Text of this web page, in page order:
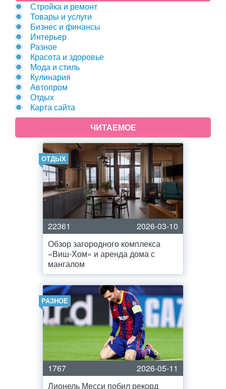
Стройка и ремонт
Товары и услуги
Бизнес и финансы
Интерьер
Разное
Красота и здоровье
Мода и стиль
Кулинария
Автопром
Отдых
Карта сайта
ЧИТАЕМОЕ
ОТДЫХ
22361
2026-03-10
Обзор загородного комплекса
«Виш-Хом» и аренда дома с
мангалом
РАЗНОЕ
1767
2026-05-11
Лионель Месси побил рекорд